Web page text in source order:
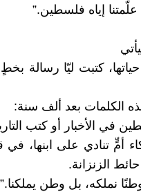
إياه فلسطين.”
كتبت ليّا رسالة
الكلمات بعد ألف سنة:
في الأخبار أو كتب
أمٍّ تنادي على ابنها،
الزنزانة.
نملكه، بل وطن يملكنا.”